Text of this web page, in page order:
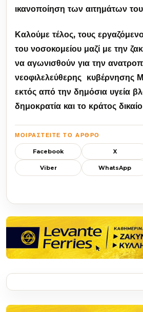
ικανοποίηση των αιτημάτων
Καλούμε τέλος, τους
του νοσοκομείου μαζί με την
να αγωνισθούν για την
νεοφιλελεύθερης κυβέρνησης
εκτός από την δημόσια υγεία
δημοκρατία και το κράτος
ΜΟΙΡΑΣΤΕΊΤΕ ΤΟ ΆΡΘΡΟ
Facebook X
Viber WhatsApp